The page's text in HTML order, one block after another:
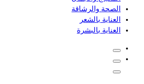
الصحة والرشاقة
العناية بالشعر
العناية بالبشرة